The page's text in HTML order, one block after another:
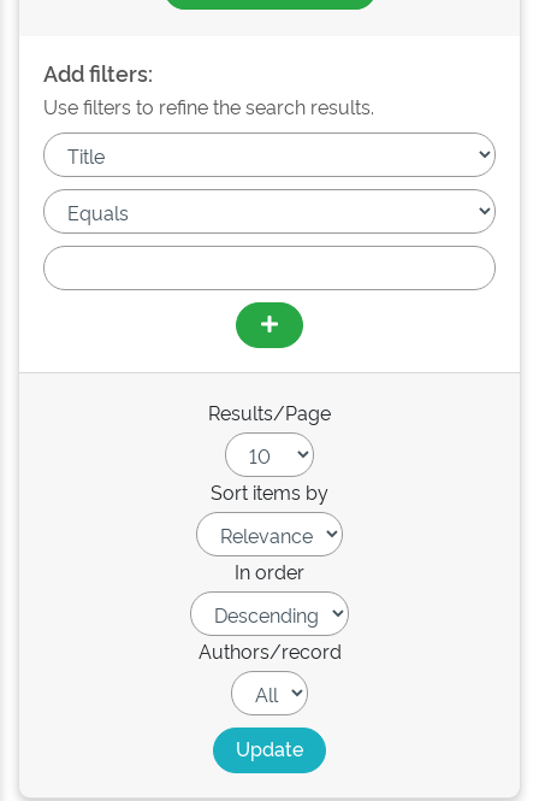
Add filters:
Use filters to refine the search results.
Results/Page
Sort items by
In order
Authors/record